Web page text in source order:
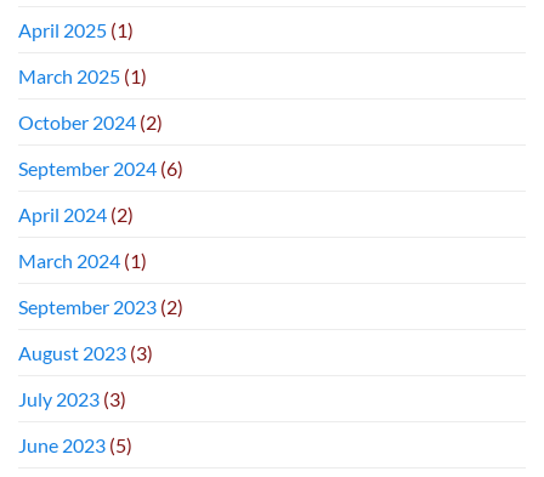
April 2025 (1)
March 2025 (1)
October 2024 (2)
September 2024 (6)
April 2024 (2)
March 2024 (1)
September 2023 (2)
August 2023 (3)
July 2023 (3)
June 2023 (5)